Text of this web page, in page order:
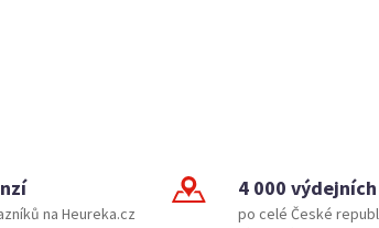
na Heureka.cz
4 000
po celé České